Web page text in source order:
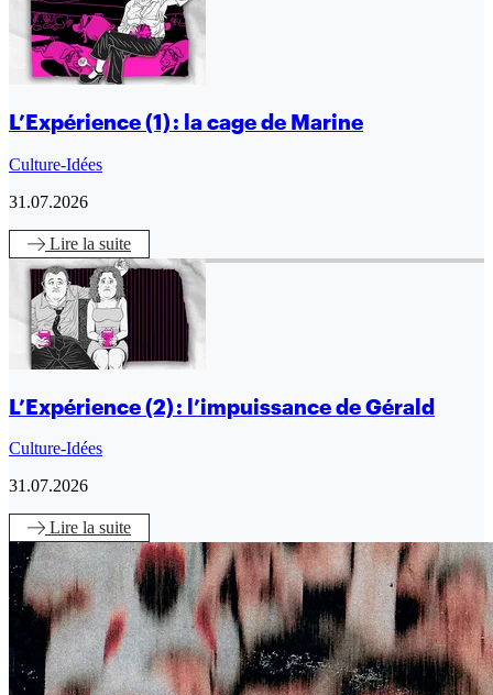
L’Expérience (1) : la cage de Marine
Culture-Idées
31.07.2026
Lire la suite
L’Expérience (2) : l’impuissance de Gérald
Culture-Idées
31.07.2026
Lire la suite